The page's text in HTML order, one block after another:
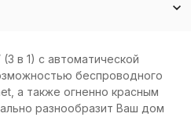
в 1) с автоматической
беспроводного
а также огненно красным
разнообразит Ваш дом